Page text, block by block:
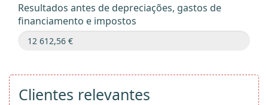
Resultados antes de depreciações, gastos de
financiamento e impostos
Clientes relevantes